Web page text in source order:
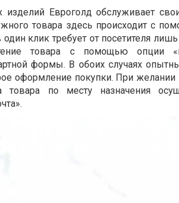
изделий Евроголд обслуживает
товара здесь происходит с
клик требует от посетителя
товара с помощью опции
формы. В обоих случаях
оформление покупки. При желании
по месту назначения